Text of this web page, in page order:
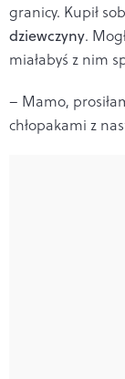
granicy. Kupił
dziewczyny.
miałabyś z nim
– Mamo,
chłopakami z